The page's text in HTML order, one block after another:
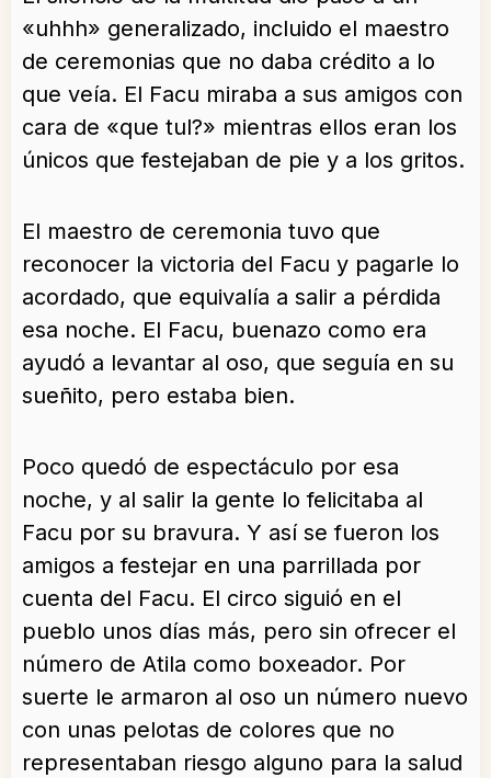
«uhhh» generalizado, incluido el maestro
de ceremonias que no daba crédito a lo
que veía. El Facu miraba a sus amigos con
cara de «que tul?» mientras ellos eran los
únicos que festejaban de pie y a los gritos.
El maestro de ceremonia tuvo que
reconocer la victoria del Facu y pagarle lo
acordado, que equivalía a salir a pérdida
esa noche. El Facu, buenazo como era
ayudó a levantar al oso, que seguía en su
sueñito, pero estaba bien.
Poco quedó de espectáculo por esa
noche, y al salir la gente lo felicitaba al
Facu por su bravura. Y así se fueron los
amigos a festejar en una parrillada por
cuenta del Facu. El circo siguió en el
pueblo unos días más, pero sin ofrecer el
número de Atila como boxeador. Por
suerte le armaron al oso un número nuevo
con unas pelotas de colores que no
representaban riesgo alguno para la salud